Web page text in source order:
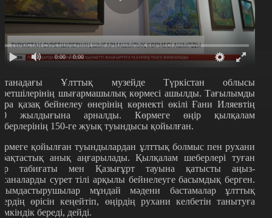
0:00 / 0:00
Ұлттық музейде Түркістан облысы
шығармашылық көрмесі ашылды. Тағылымды
қазақ бейнелеу өнерінің көрнекті өкілі Ғани Иляевтің
жылдығына арналды. Көрмеге өңір қылқалам
150-ге жуық туындысы қойылған.
қойылған туындылардан ұлттық болмыс пен рухани
анық аңғарылады. Қылқалам шеберлері туған
табиғаты мен Қазығұрт тауына қатысты аңыз-
сурет тілі арқылы бейнелеуге басымдық берген.
мұндай мәдени бастамалар ұлттық
өрісін кеңейтіп, өңірдің рухани келбетін танытуға
береді, дейді.